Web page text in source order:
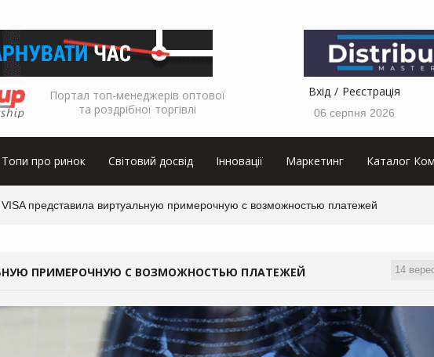
Портал топ-менеджерів оптової
та роздрібної торгівлі
Вхід Реєстрація
06 серпня 2026
Топи про ринок Світовий досвід Інновації Маркетинг Каталог
VISA представила виртуальную примерочную с возможностью платежей
14
ПРИМЕРОЧНУЮ С ВОЗМОЖНОСТЬЮ ПЛАТЕЖЕЙ